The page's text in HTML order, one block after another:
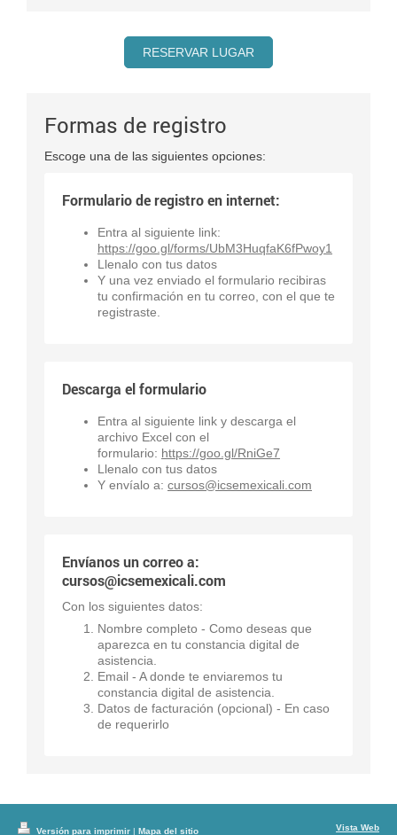
RESERVAR LUGAR
Formas de registro
Escoge una de las siguientes opciones:
Formulario de registro en internet:
Entra al siguiente link:
https://goo.gl/forms/UbM3HuqfaK6fPwoy1
Llenalo con tus datos
Y una vez enviado el formulario recibiras
tu confirmación en tu correo, con el que te
registraste.
Descarga el formulario
Entra al siguiente link y descarga el
archivo Excel con el
formulario: https://goo.gl/RniGe7
Llenalo con tus datos
Y envíalo a: cursos@icsemexicali.com
Envíanos un correo a:
cursos@icsemexicali.com
Con los siguientes datos:
Nombre completo - Como deseas que
aparezca en tu constancia digital de
asistencia.
Email - A donde te enviaremos tu
constancia digital de asistencia.
Datos de facturación (opcional) - En caso
de requerirlo
Versión para imprimir | Mapa del sitio Vista Web